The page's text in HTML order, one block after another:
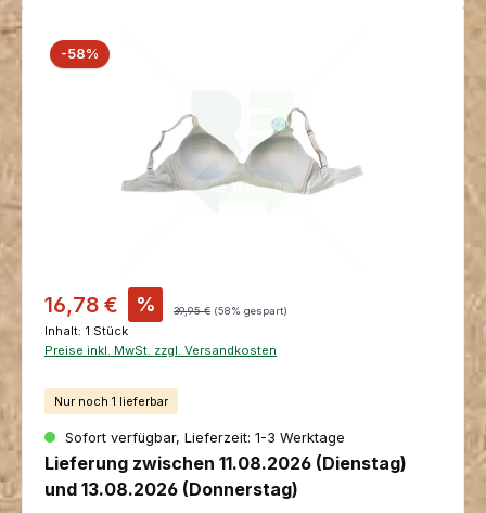
Bildergalerie überspringen
-58% Rabatt
Verkaufspreis:
16,78 € % Regulärer Preis:
39,95 € (58% gespart)
Inhalt: 1 Stück
Preise inkl. MwSt. zzgl. Versandkosten
Nur noch 1 lieferbar
Sofort verfügbar, Lieferzeit: 1-3 Werktage
Lieferung zwischen 11.08.2026 (Dienstag)
und 13.08.2026 (Donnerstag)